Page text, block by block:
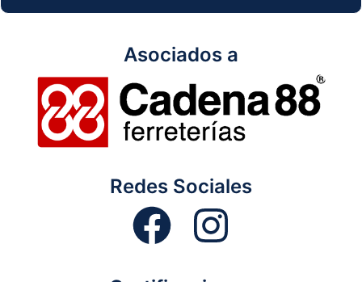
Asociados a
Redes Sociales